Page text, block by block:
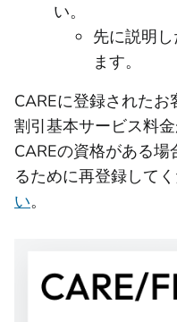
い。
先に説明
ます。
CAREに登録された
割引基本サービス料
CAREの資格がある
るために再登録してく
い。